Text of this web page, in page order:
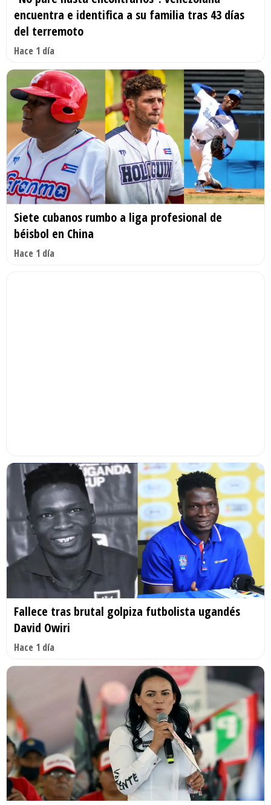
encuentra e identifica a su familia tras 43 días
del terremoto
Hace 1 día
Siete cubanos rumbo a liga profesional de
béisbol en China
Hace 1 día
Fallece tras brutal golpiza futbolista ugandés
David Owiri
Hace 1 día